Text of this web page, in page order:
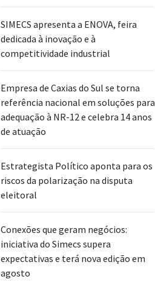
SIMECS apresenta a ENOVA, feira
dedicada à inovação e à
competitividade industrial
Empresa de Caxias do Sul se torna
referência nacional em soluções para
adequação à NR-12 e celebra 14 anos
de atuação
Estrategista Político aponta para os
riscos da polarização na disputa
eleitoral
Conexões que geram negócios:
iniciativa do Simecs supera
expectativas e terá nova edição em
agosto